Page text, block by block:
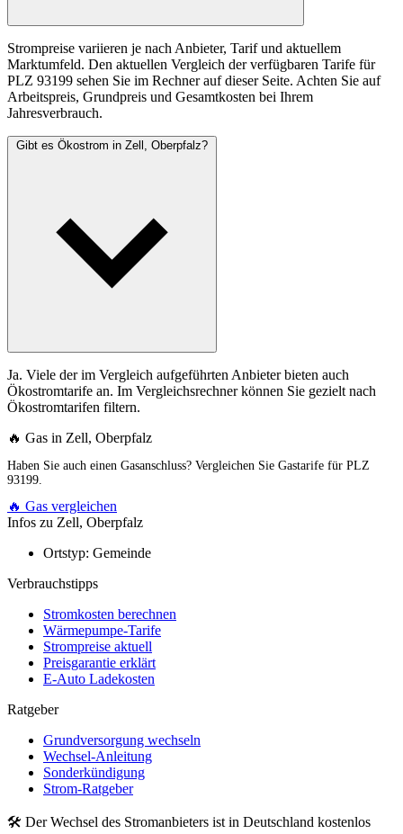
Strompreise variieren je nach Anbieter, Tarif und aktuellem
Marktumfeld. Den aktuellen Vergleich der verfügbaren Tarife für
PLZ 93199 sehen Sie im Rechner auf dieser Seite. Achten Sie auf
Arbeitspreis, Grundpreis und Gesamtkosten bei Ihrem
Jahresverbrauch.
Gibt es Ökostrom in Zell, Oberpfalz?
Ja. Viele der im Vergleich aufgeführten Anbieter bieten auch
Ökostromtarife an. Im Vergleichsrechner können Sie gezielt nach
Ökostromtarifen filtern.
🔥 Gas in Zell, Oberpfalz
Haben Sie auch einen Gasanschluss? Vergleichen Sie Gastarife für PLZ
93199.
🔥 Gas vergleichen
Infos zu Zell, Oberpfalz
Ortstyp: Gemeinde
Verbrauchstipps
Stromkosten berechnen
Wärmepumpe-Tarife
Strompreise aktuell
Preisgarantie erklärt
E-Auto Ladekosten
Ratgeber
Grundversorgung wechseln
Wechsel-Anleitung
Sonderkündigung
Strom-Ratgeber
🛠 Der Wechsel des Stromanbieters ist in Deutschland kostenlos